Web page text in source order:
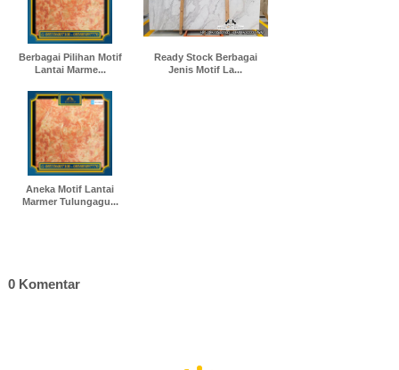
Berbagai Pilihan Motif
Lantai Marme...
Ready Stock Berbagai
Jenis Motif La...
Aneka Motif Lantai
Marmer Tulungagu...
0 Komentar